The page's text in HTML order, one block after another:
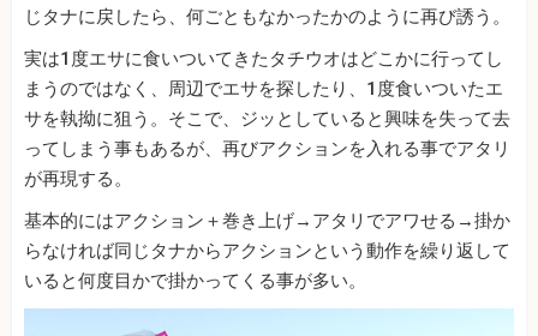
じタナに戻したら、何ごともなかったかのように再び誘う。
実は1度エサに食いついてきたタチウオはどこかに行ってし
まうのではなく、周辺でエサを探したり、1度食いついたエ
サを執拗に狙う。そこで、ジッとしていると興味を失って去
ってしまう事もあるが、再びアクションを入れる事でアタリ
が再現する。
基本的にはアクション＋巻き上げ→アタリでアワせる→掛か
らなければ同じタナからアクションという動作を繰り返して
いると何度目かで掛かってくる事が多い。